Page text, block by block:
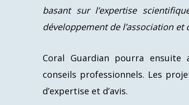
basant sur l’expertise
développement de l’association
Coral Guardian pourra
conseils professionnels. Les
d’expertise et d’avis.